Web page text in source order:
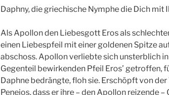
Daphny, die griechische Nymphe die Dich
Als Apollon den Liebesgott Eros als
einen Liebespfeil mit einer goldenen Spitze
abschoss. Apollon verliebte sich unsterblich
Gegenteil bewirkenden Pfeil Eros’
Daphne bedrängte, floh sie. Erschöpft von
Peneios, dass er ihre – den Apollon reizende